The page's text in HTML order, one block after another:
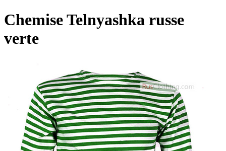
Chemise Telnyashka russe
verte